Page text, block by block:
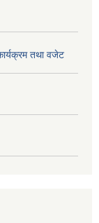
तथा वजेट